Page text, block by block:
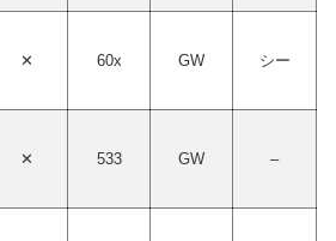
✕ 60x GW シー
✕ 533 GW –